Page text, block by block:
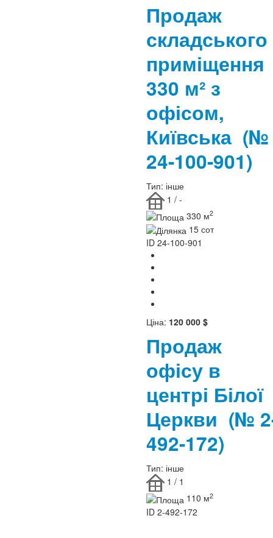
Продаж
складського
приміщення
330 м² з
офісом,
Київська (№
24-100-901)
Тип: інше
1 / -
330 м2
15 сот
ID 24-100-901
Ціна: 120 000 $
Продаж
офісу в
центрі Білої
Церкви (№
492-172)
Тип: інше
1 / 1
110 м2
ID 2-492-172